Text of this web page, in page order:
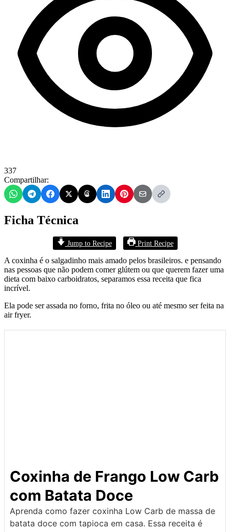
337
Compartilhar:
Ficha Técnica
Jump to Recipe Print Recipe
A coxinha é o salgadinho mais amado pelos brasileiros. e pensando
nas pessoas que não podem comer glútem ou que querem fazer uma
dieta com baixo carboidratos, separamos essa receita que fica
incrível.
Ela pode ser assada no forno, frita no óleo ou até mesmo ser feita na
air fryer.
Coxinha de Frango Low Carb
com Batata Doce
Aprenda como fazer coxinha Low Carb de massa de
batata doce com tapioca em casa. Essa receita é